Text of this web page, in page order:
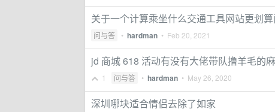
关于一个计算乘坐什么交通工具网站更划
问与答 • hardman • Feb 20, 2021
jd 商城 618 活动有没有大佬带队撸羊毛的
1 问与答 • hardman • May 26, 2020
深圳哪块适合情侣去除了如家